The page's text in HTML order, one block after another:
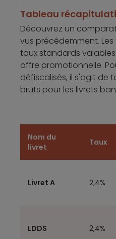
Tableau
Découvrez un
vus précédemment.
taux standards
offre promotionnelle.
défiscalisés, il s'agit de
bruts pour les livrets
Nom du
livret
Taux
Livret A 2,4%
LDDS 2,4%